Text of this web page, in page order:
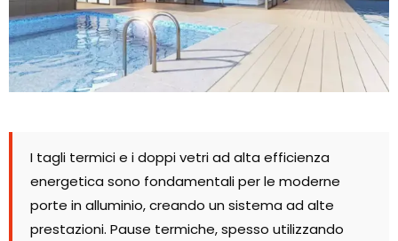
I tagli termici e i doppi vetri ad alta efficienza
energetica sono fondamentali per le moderne
porte in alluminio, creando un sistema ad alte
prestazioni. Pause termiche, spesso utilizzando